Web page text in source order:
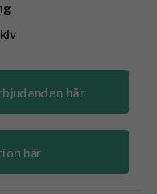
här
här